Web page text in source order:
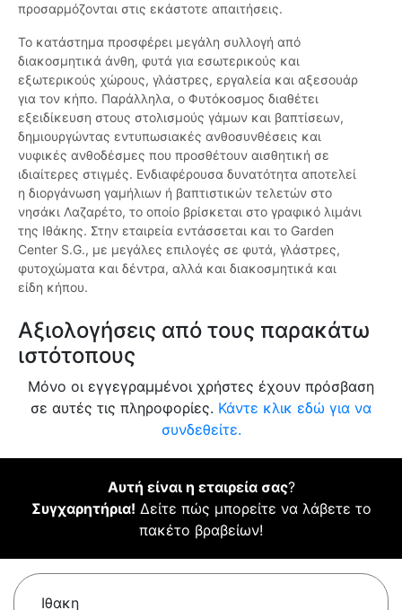
προσαρμόζονται στις εκάστοτε απαιτήσεις.
Το κατάστημα προσφέρει μεγάλη συλλογή από
διακοσμητικά άνθη, φυτά για εσωτερικούς και
εξωτερικούς χώρους, γλάστρες, εργαλεία και αξεσουάρ
για τον κήπο. Παράλληλα, ο Φυτόκοσμος διαθέτει
εξειδίκευση στους στολισμούς γάμων και βαπτίσεων,
δημιουργώντας εντυπωσιακές ανθοσυνθέσεις και
νυφικές ανθοδέσμες που προσθέτουν αισθητική σε
ιδιαίτερες στιγμές. Ενδιαφέρουσα δυνατότητα αποτελεί
η διοργάνωση γαμήλιων ή βαπτιστικών τελετών στο
νησάκι Λαζαρέτο, το οποίο βρίσκεται στο γραφικό λιμάνι
της Ιθάκης. Στην εταιρεία εντάσσεται και το Garden
Center S.G., με μεγάλες επιλογές σε φυτά, γλάστρες,
φυτοχώματα και δέντρα, αλλά και διακοσμητικά και
είδη κήπου.
Αξιολογήσεις από τους παρακάτω
ιστότοπους
Μόνο οι εγγεγραμμένοι χρήστες έχουν πρόσβαση
σε αυτές τις πληροφορίες. Κάντε κλικ εδώ για να
συνδεθείτε.
Αυτή είναι η εταιρεία σας?
Συγχαρητήρια! Δείτε πώς μπορείτε να λάβετε το
πακέτο βραβείων!
Ιθακη